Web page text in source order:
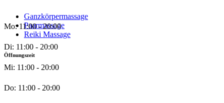
Ganzkörpermassage
Paarmassage
Reiki Massage
Öffnungszeit
Mo: 11:00 - 20:00
Di: 11:00 - 20:00
Mi: 11:00 - 20:00
Do: 11:00 - 20:00